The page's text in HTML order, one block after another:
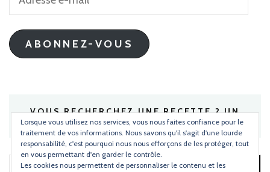
mail
ABONNEZ-VOUS
VOUS RECHERCHEZ UNE RECETTE ? UN
INGRÉDIENT ?
Rechercher :
Lorsque vous utilisez nos services, vous nous faites confiance pour le
traitement de vos informations. Nous savons qu'il s'agit d'une lourde
responsabilité, c'est pourquoi nous nous efforçons de les protéger, tout
en vous permettant d'en garder le contrôle.
Les cookies nous permettent de personnaliser le contenu et les